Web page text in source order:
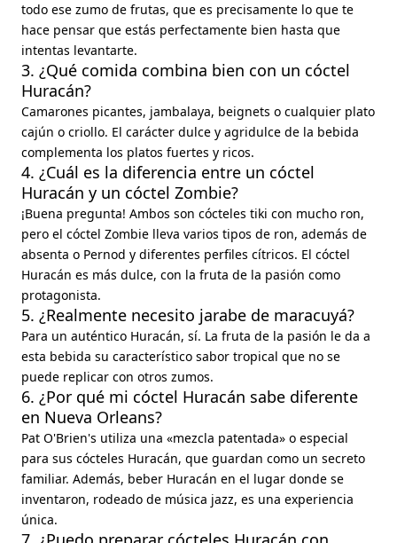
todo ese zumo de frutas, que es precisamente lo que te
hace pensar que estás perfectamente bien hasta que
intentas levantarte.
3. ¿Qué comida combina bien con un cóctel
Huracán?
Camarones picantes, jambalaya, beignets o cualquier plato
cajún o criollo. El carácter dulce y agridulce de la bebida
complementa los platos fuertes y ricos.
4. ¿Cuál es la diferencia entre un cóctel
Huracán y un cóctel Zombie?
¡Buena pregunta! Ambos son cócteles tiki con mucho ron,
pero el cóctel Zombie lleva varios tipos de ron, además de
absenta o Pernod y diferentes perfiles cítricos. El cóctel
Huracán es más dulce, con la fruta de la pasión como
protagonista.
5. ¿Realmente necesito jarabe de maracuyá?
Para un auténtico Huracán, sí. La fruta de la pasión le da a
esta bebida su característico sabor tropical que no se
puede replicar con otros zumos.
6. ¿Por qué mi cóctel Huracán sabe diferente
en Nueva Orleans?
Pat O'Brien's utiliza una «mezcla patentada» o especial
para sus cócteles Huracán, que guardan como un secreto
familiar. Además, beber Huracán en el lugar donde se
inventaron, rodeado de música jazz, es una experiencia
única.